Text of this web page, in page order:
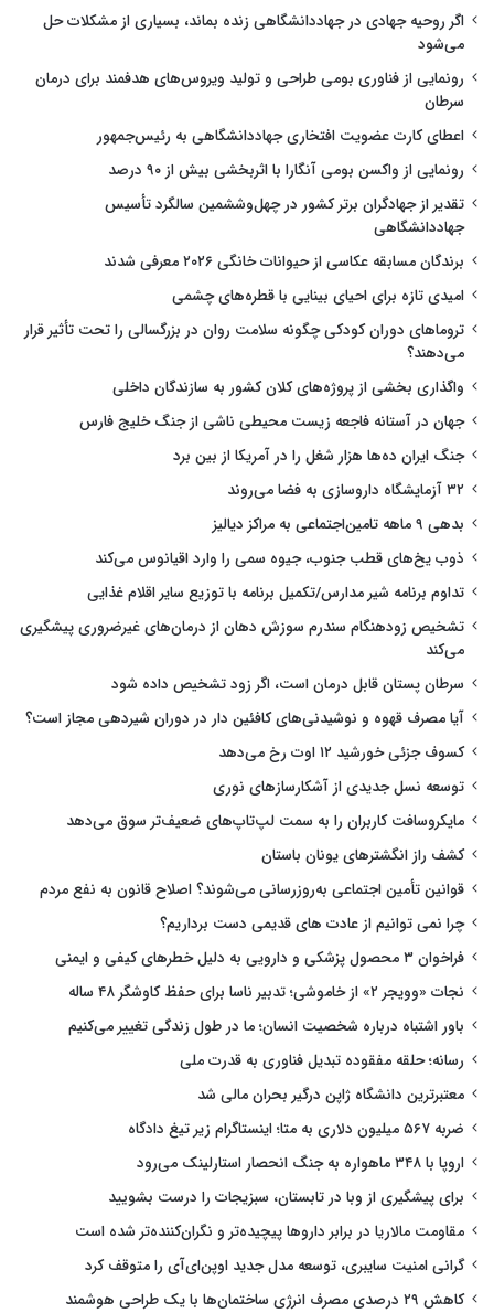
اگر روحیه جهادی در جهاددانشگاهی زنده بماند، بسیاری از مشکلات حل
می‌شود
رونمایی از فناوری بومی طراحی و تولید ویروس‌های هدفمند برای درمان
سرطان
اعطای کارت عضویت افتخاری جهاددانشگاهی به رئیس‌جمهور
رونمایی از واکسن بومی آنگارا با اثربخشی بیش از ۹۰ درصد
تقدیر از جهادگران برتر کشور در چهل‌وششمین سالگرد تأسیس
جهاددانشگاهی
برندگان مسابقه عکاسی از حیوانات خانگی ۲۰۲۶ معرفی شدند
امیدی تازه برای احیای بینایی با قطره‌های چشمی
تروماهای دوران کودکی چگونه سلامت روان در بزرگسالی را تحت تأثیر قرار
می‌دهند؟
واگذاری بخشی از پروژه‌های کلان کشور به سازندگان داخلی
جهان در آستانه فاجعه زیست محیطی ناشی از جنگ خلیج فارس
جنگ ایران ده‌ها هزار شغل را در آمریکا از بین برد
۳۲ آزمایشگاه داروسازی به فضا می‌روند
بدهی ۹ ماهه تامین‌اجتماعی به مراکز دیالیز
ذوب یخ‌های قطب جنوب، جیوه سمی را وارد اقیانوس می‌کند
تداوم برنامه شیر مدارس/تکمیل برنامه با توزیع سایر اقلام غذایی
تشخیص زودهنگام سندرم سوزش دهان از درمان‌های غیرضروری پیشگیری
می‌کند
سرطان پستان قابل درمان است، اگر زود تشخیص داده شود
آیا مصرف قهوه و نوشیدنی‌های کافئین دار در دوران شیردهی مجاز است؟
کسوف جزئی خورشید ۱۲ اوت رخ می‌دهد
توسعه نسل جدیدی از آشکارسازهای نوری
مایکروسافت کاربران را به سمت لپ‌تاپ‌های ضعیف‌تر سوق می‌دهد
کشف راز انگشترهای یونان باستان
قوانین تأمین اجتماعی به‌روزرسانی می‌شوند؟ اصلاح قانون به نفع مردم
چرا نمی توانیم از عادت های قدیمی دست برداریم؟
فراخوان ۳ محصول پزشکی و دارویی به دلیل خطرهای کیفی و ایمنی
نجات «وویجر ۲» از خاموشی؛ تدبیر ناسا برای حفظ کاوشگر ۴۸ ساله
باور اشتباه درباره شخصیت انسان؛ ما در طول زندگی تغییر می‌کنیم
رسانه؛ حلقه مفقوده تبدیل فناوری به قدرت ملی
معتبرترین دانشگاه ژاپن درگیر بحران مالی شد
ضربه ۵۶۷ میلیون دلاری به متا؛ اینستاگرام زیر تیغ دادگاه
اروپا با ۳۴۸ ماهواره به جنگ انحصار استارلینک می‌رود
برای پیشگیری از وبا در تابستان، سبزیجات را درست بشویید
مقاومت مالاریا در برابر داروها پیچیده‌تر و نگران‌کننده‌تر شده است
گرانی امنیت سایبری، توسعه مدل جدید اوپن‌ای‌آی را متوقف کرد
کاهش ۲۹ درصدی مصرف انرژی ساختمان‌ها با یک طراحی هوشمند